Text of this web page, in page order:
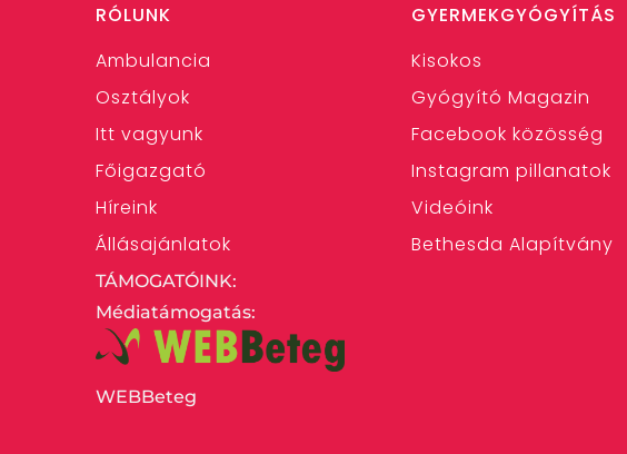
RÓLUNK
Ambulancia
Osztályok
Itt vagyunk
Főigazgató
Híreink
Állásajánlatok
TÁMOGATÓINK:
Médiatámogatás:
WEBBeteg
GYERMEKGYÓGYÍTÁS
Kisokos
Gyógyító Magazin
Facebook közösség
Instagram pillanatok
Videóink
Bethesda Alapítvány